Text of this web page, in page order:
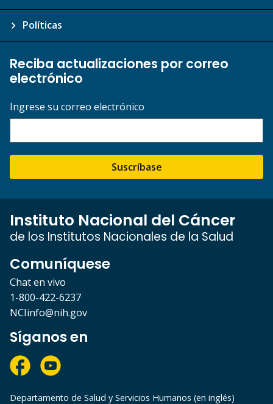
Políticas
Reciba actualizaciones por correo
electrónico
Ingrese su correo electrónico
Suscríbase
Instituto Nacional del Cáncer
de los Institutos Nacionales de la Salud
Comuníquese
Chat en vivo
1-800-422-6237
NCIinfo@nih.gov
Síganos en
Departamento de Salud y Servicios Humanos (en inglés)